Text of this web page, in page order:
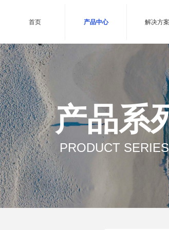
首页 产品中心 解决方案
产品系
PRODUCT SERIES